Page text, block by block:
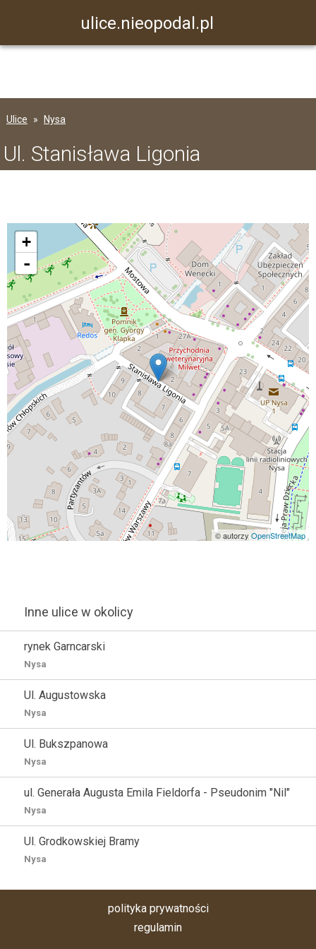
ulice.nieopodal.pl
Ulice Nysa
Ul. Stanisława Ligonia
+
-
© autorzy OpenStreetMap
Inne ulice w okolicy
rynek Garncarski
Nysa
Ul. Augustowska
Nysa
Ul. Bukszpanowa
Nysa
ul. Generała Augusta Emila Fieldorfa - Pseudonim "Nil"
Nysa
Ul. Grodkowskiej Bramy
Nysa
polityka prywatności
regulamin